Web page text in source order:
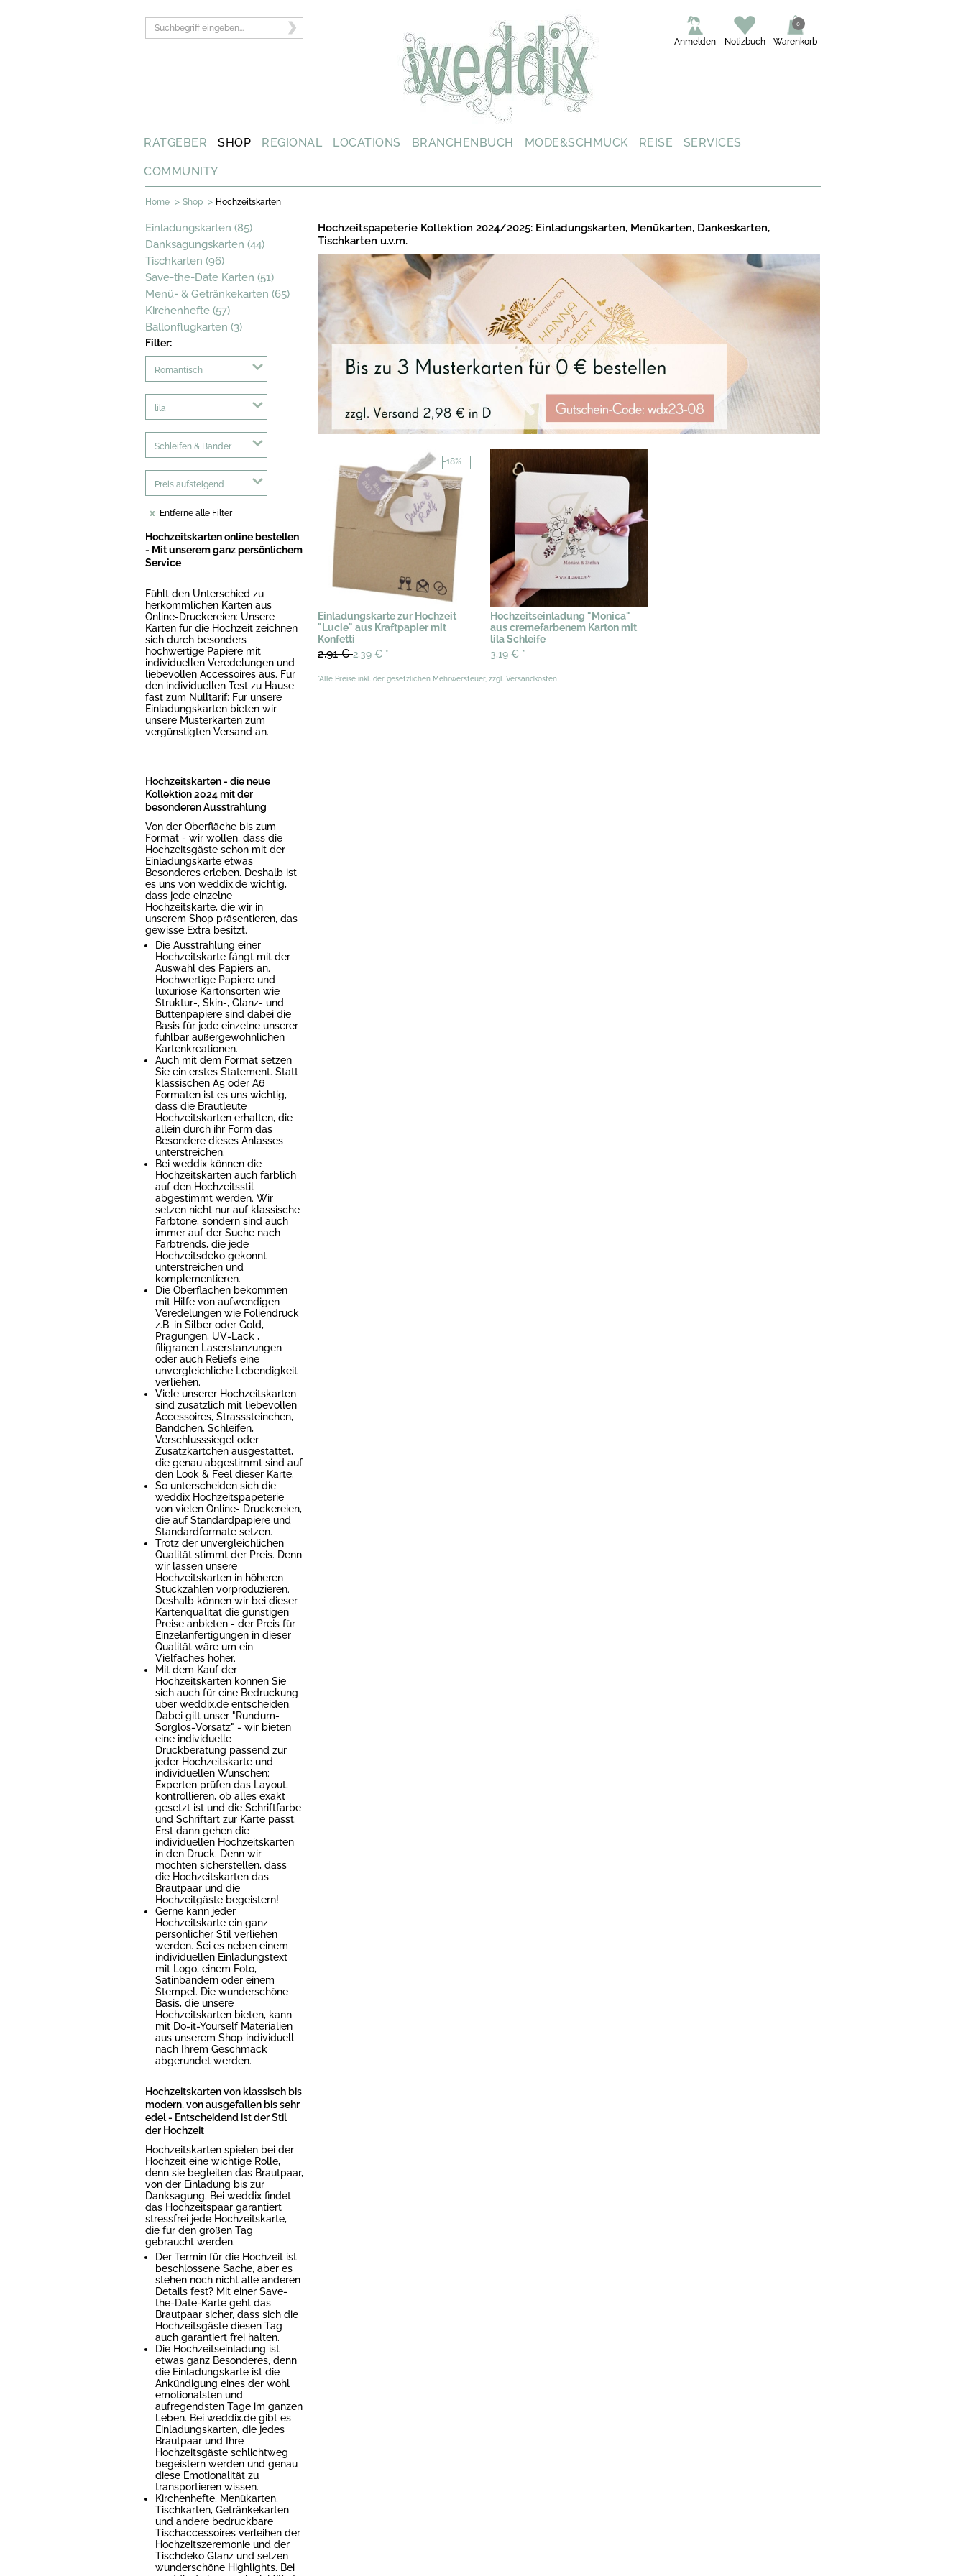
Warenkorb
0
Notizbuch
Anmelden
RATGEBER SHOP REGIONAL LOCATIONS BRANCHENBUCH MODE&SCHMUCK REISE SERVICES
COMMUNITY
Home > Shop > Hochzeitskarten
Einladungskarten (85)
Danksagungskarten (44)
Tischkarten (96)
Save-the-Date Karten (51)
Menü- & Getränkekarten (65)
Kirchenhefte (57)
Ballonflugkarten (3)
Filter:
Romantisch
lila
Schleifen & Bänder
Preis aufsteigend
Entferne alle Filter
Hochzeitskarten online bestellen
- Mit unserem ganz persönlichem
Service
Fühlt den Unterschied zu
herkömmlichen Karten aus
Online-Druckereien: Unsere
Karten für die Hochzeit zeichnen
sich durch besonders
hochwertige Papiere mit
individuellen Veredelungen und
liebevollen Accessoires aus. Für
den individuellen Test zu Hause
fast zum Nulltarif: Für unsere
Einladungskarten bieten wir
unsere Musterkarten zum
vergünstigten Versand an.
Hochzeitskarten - die neue
Kollektion 2024 mit der
besonderen Ausstrahlung
Von der Oberfläche bis zum
Format - wir wollen, dass die
Hochzeitsgäste schon mit der
Einladungskarte etwas
Besonderes erleben. Deshalb ist
es uns von weddix.de wichtig,
dass jede einzelne
Hochzeitskarte, die wir in
unserem Shop präsentieren, das
gewisse Extra besitzt.
Die Ausstrahlung einer
Hochzeitskarte fängt mit der
Auswahl des Papiers an.
Hochwertige Papiere und
luxuriöse Kartonsorten wie
Struktur-, Skin-, Glanz- und
Büttenpapiere sind dabei die
Basis für jede einzelne unserer
fühlbar außergewöhnlichen
Kartenkreationen.
Auch mit dem Format setzen
Sie ein erstes Statement. Statt
klassischen A5 oder A6
Formaten ist es uns wichtig,
dass die Brautleute
Hochzeitskarten erhalten, die
allein durch ihr Form das
Besondere dieses Anlasses
unterstreichen.
Bei weddix können die
Hochzeitskarten auch farblich
auf den Hochzeitsstil
abgestimmt werden. Wir
setzen nicht nur auf klassische
Farbtone, sondern sind auch
immer auf der Suche nach
Farbtrends, die jede
Hochzeitsdeko gekonnt
unterstreichen und
komplementieren.
Die Oberflächen bekommen
mit Hilfe von aufwendigen
Veredelungen wie Foliendruck
z.B. in Silber oder Gold,
Prägungen, UV-Lack ,
filigranen Laserstanzungen
oder auch Reliefs eine
unvergleichliche Lebendigkeit
verliehen.
Viele unserer Hochzeitskarten
sind zusätzlich mit liebevollen
Accessoires, Strasssteinchen,
Bändchen, Schleifen,
Verschlusssiegel oder
Zusatzkartchen ausgestattet,
die genau abgestimmt sind auf
den Look & Feel dieser Karte.
So unterscheiden sich die
weddix Hochzeitspapeterie
von vielen Online- Druckereien,
die auf Standardpapiere und
Standardformate setzen.
Trotz der unvergleichlichen
Qualität stimmt der Preis. Denn
wir lassen unsere
Hochzeitskarten in höheren
Stückzahlen vorproduzieren.
Deshalb können wir bei dieser
Kartenqualität die günstigen
Preise anbieten - der Preis für
Einzelanfertigungen in dieser
Qualität wäre um ein
Vielfaches höher.
Mit dem Kauf der
Hochzeitskarten können Sie
sich auch für eine Bedruckung
über weddix.de entscheiden.
Dabei gilt unser "Rundum-
Sorglos-Vorsatz" - wir bieten
eine individuelle
Druckberatung passend zur
jeder Hochzeitskarte und
individuellen Wünschen:
Experten prüfen das Layout,
kontrollieren, ob alles exakt
gesetzt ist und die Schriftfarbe
und Schriftart zur Karte passt.
Erst dann gehen die
individuellen Hochzeitskarten
in den Druck. Denn wir
möchten sicherstellen, dass
die Hochzeitskarten das
Brautpaar und die
Hochzeitgäste begeistern!
Gerne kann jeder
Hochzeitskarte ein ganz
persönlicher Stil verliehen
werden. Sei es neben einem
individuellen Einladungstext
mit Logo, einem Foto,
Satinbändern oder einem
Stempel. Die wunderschöne
Basis, die unsere
Hochzeitskarten bieten, kann
mit Do-it-Yourself Materialien
aus unserem Shop individuell
nach Ihrem Geschmack
abgerundet werden.
Hochzeitskarten von klassisch bis
modern, von ausgefallen bis sehr
edel - Entscheidend ist der Stil
der Hochzeit
Hochzeitskarten spielen bei der
Hochzeit eine wichtige Rolle,
denn sie begleiten das Brautpaar,
von der Einladung bis zur
Danksagung. Bei weddix findet
das Hochzeitspaar garantiert
stressfrei jede Hochzeitskarte,
die für den großen Tag
gebraucht werden.
Der Termin für die Hochzeit ist
beschlossene Sache, aber es
stehen noch nicht alle anderen
Details fest? Mit einer Save-
the-Date-Karte geht das
Brautpaar sicher, dass sich die
Hochzeitsgäste diesen Tag
auch garantiert frei halten.
Die Hochzeitseinladung ist
etwas ganz Besonderes, denn
die Einladungskarte ist die
Ankündigung eines der wohl
emotionalsten und
aufregendsten Tage im ganzen
Leben. Bei weddix.de gibt es
Einladungskarten, die jedes
Brautpaar und Ihre
Hochzeitsgäste schlichtweg
begeistern werden und genau
diese Emotionalität zu
transportieren wissen.
Kirchenhefte, Menükarten,
Tischkarten, Getränkekarten
und andere bedruckbare
Tischaccessoires verleihen der
Hochzeitszeremonie und der
Tischdeko Glanz und setzen
wunderschöne Highlights. Bei
Hochzeitspapeterie Kollektion 2024/2025: Einladungskarten, Menükarten, Dankeskarten,
Tischkarten u.v.m.
-18%
Einladungskarte zur Hochzeit
"Lucie" aus Kraftpapier mit
Konfetti
2,91 €2,39 € *
Hochzeitseinladung "Monica"
aus cremefarbenem Karton mit
lila Schleife
3,19 € *
*Alle Preise inkl. der gesetzlichen Mehrwersteuer, zzgl. Versandkosten